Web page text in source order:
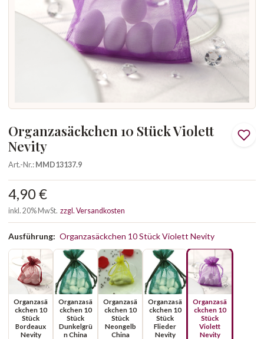
Organzasäckchen 10 Stück Violett
Nevity
Art.-Nr.:MMD13137.9
4,90 €
inkl. 20% MwSt. zzgl. Versandkosten
Ausführung: Organzasäckchen 10 Stück Violett Nevity
Organzasä
ckchen 10
Stück
Bordeaux
Nevity
Organzasä
ckchen 10
Stück
Dunkelgrü
n China
Organzasä
ckchen 10
Stück
Neongelb
China
Organzasä
ckchen 10
Stück
Flieder
Nevity
Organzasä
ckchen 10
Stück
Violett
Nevity